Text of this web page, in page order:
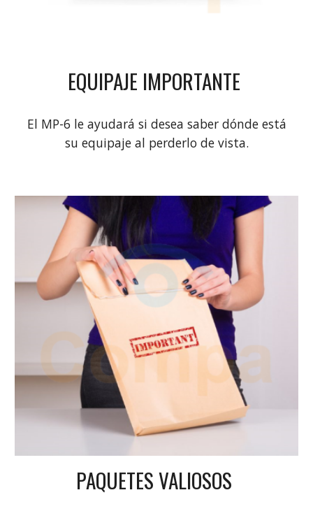
EQUIPAJE IMPORTANTE
El MP-6 le ayudará si desea saber dónde está
su equipaje al perderlo de vista.
PAQUETES VALIOSOS